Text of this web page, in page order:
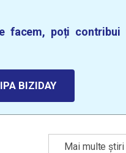
facem, poți contribui
BIZIDAY
Mai multe știri